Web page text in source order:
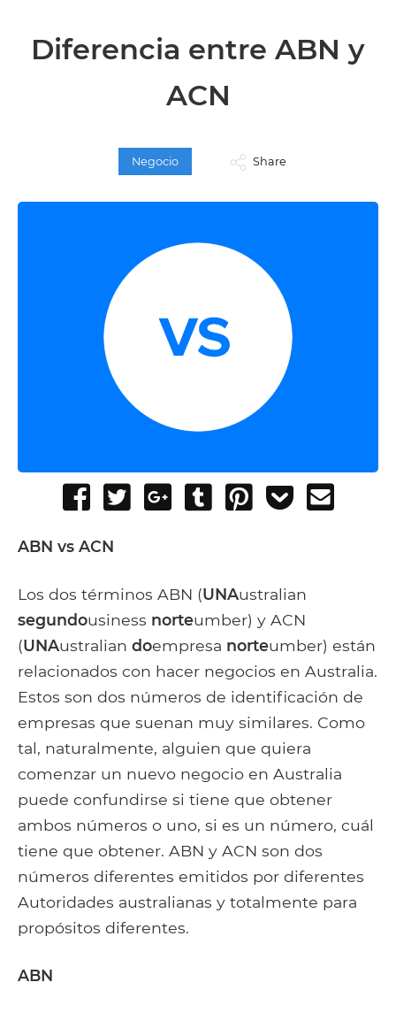
Diferencia entre ABN y
ACN
Negocio Share
Share
Facebook
Tweet
Share
Post
Pin
Add
ABN vs ACN
Los dos términos ABN (UNAustralian
segundousiness norteumber) y ACN
(UNAustralian doempresa norteumber) están
relacionados con hacer negocios en Australia.
Estos son dos números de identificación de
empresas que suenan muy similares. Como
tal, naturalmente, alguien que quiera
comenzar un nuevo negocio en Australia
puede confundirse si tiene que obtener
ambos números o uno, si es un número, cuál
tiene que obtener. ABN y ACN son dos
números diferentes emitidos por diferentes
Autoridades australianas y totalmente para
propósitos diferentes.
ABN